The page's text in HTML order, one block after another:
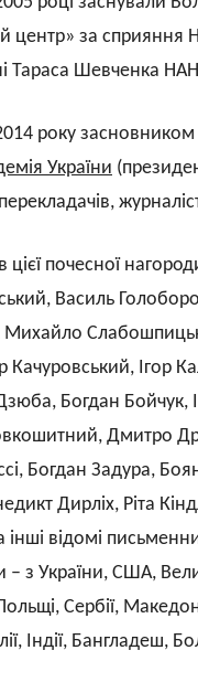
центр» за сприяння
Тараса Шевченка
року засновником
України
цієї почесної
Василь
Михайло
Качуровський, Ігор
Богдан Бойчук,
Дмитро
Богдан Задура,
Дирліх, Ріта
інші відомі
– з України, США,
Сербії,
Індії, Бангладеш,